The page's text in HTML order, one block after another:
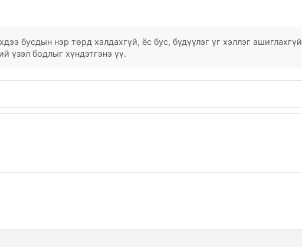
бусдын нэр төрд халдахгүй, ёс бус, бүдүүлэг үг хэллэг ашиглахгүй
үзэл бодлыг хүндэтгэнэ үү.